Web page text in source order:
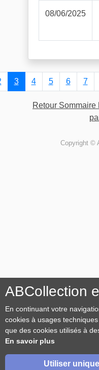
08/06/2025
3 4 5 6 7
Retour Sommaire
Copyright ©
ABCollection
En continuant votre
cookies à usages
que des cookies utilisés à
En savoir plus
Utiliser